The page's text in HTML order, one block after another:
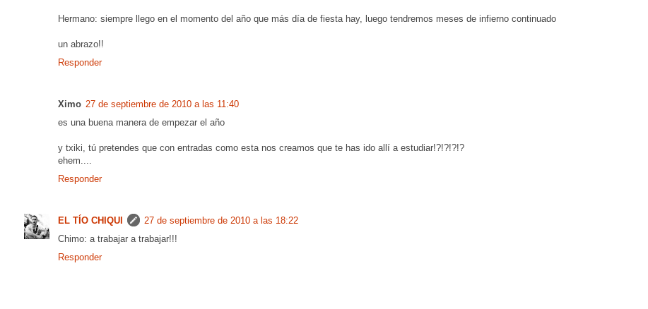
Hermano: siempre llego en el momento del año que más día de fiesta hay, luego tendremos meses de infierno continuado
un abrazo!!
Responder
Ximo 27 de septiembre de 2010 a las 11:40
es una buena manera de empezar el año
y txiki, tú pretendes que con entradas como esta nos creamos que te has ido allí a estudiar!?!?!?!?
ehem....
Responder
EL TÍO CHIQUI
27 de septiembre de 2010 a las 18:22
Chimo: a trabajar a trabajar!!!
Responder